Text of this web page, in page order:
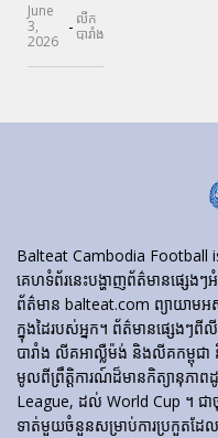
June
3,
2026
- លីក
បារាំង
Balteat Cambodia Football
គេហទំព័រ​នេះ​បង្ហាញ​ព័ត៌មាន​ផ្សេង
ព័ត៌មាន balteat.com ព្យាយាមអ
ក្នុងដៃរបស់អ្នក។ ព័ត៌មានផ្សេង
បារាំង លីគអាល្លឺម៉ង់ និងលីគកម្ពុជា
មូលពីព្រឹត្តិការណ៍ដ៏មានកិត្យានុភា
League, ដល់ World Cup ។ ជ
ទាត់មួយចំនួនសម្រាប់ការប្រកួតដែ